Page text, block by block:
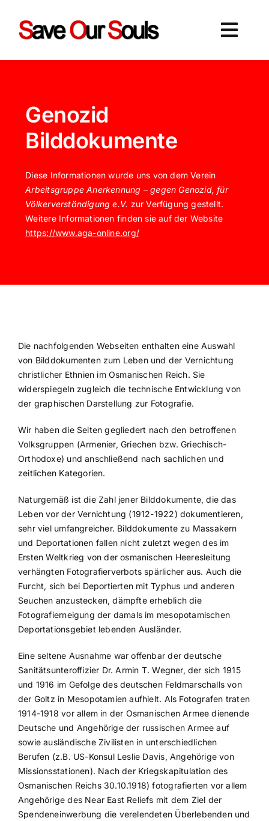
Inhalt
springen
Startseite
Aktuelles
Über uns
Suche
nach:
Genozid
Bilddokumente
Diese Informationen wurde uns von dem Verein
Arbeitsgruppe Anerkennung – gegen Genozid, für
Völkerverständigung e.V. zur Verfügung gestellt.
Weitere Informationen finden sie auf der Website
https://www.aga-online.org/
Die nachfolgenden Webseiten enthalten eine Auswahl
von Bilddokumenten zum Leben und der Vernichtung
christlicher Ethnien im Osmanischen Reich. Sie
widerspiegeln zugleich die technische Entwicklung von
der graphischen Darstellung zur Fotografie.
Wir haben die Seiten gegliedert nach den betroffenen
Volksgruppen (Armenier, Griechen bzw. Griechisch-
Orthodoxe) und anschließend nach sachlichen und
zeitlichen Kategorien.
Naturgemäß ist die Zahl jener Bilddokumente, die das
Leben vor der Vernichtung (1912-1922) dokumentieren,
sehr viel umfangreicher. Bilddokumente zu Massakern
und Deportationen fallen nicht zuletzt wegen des im
Ersten Weltkrieg von der osmanischen Heeresleitung
verhängten Fotografierverbots spärlicher aus. Auch die
Furcht, sich bei Deportierten mit Typhus und anderen
Seuchen anzustecken, dämpfte erheblich die
Fotografierneigung der damals im mesopotamischen
Deportationsgebiet lebenden Ausländer.
Eine seltene Ausnahme war offenbar der deutsche
Sanitätsunteroffizier Dr. Armin T. Wegner, der sich 1915
und 1916 im Gefolge des deutschen Feldmarschalls von
der Goltz in Mesopotamien aufhielt. Als Fotografen traten
1914-1918 vor allem in der Osmanischen Armee dienende
Deutsche und Angehörige der russischen Armee auf
sowie ausländische Zivilisten in unterschiedlichen
Berufen (z.B. US-Konsul Leslie Davis, Angehörige von
Missionsstationen). Nach der Kriegskapitulation des
Osmanischen Reichs 30.10.1918) fotografierten vor allem
Angehörige des Near East Reliefs mit dem Ziel der
Spendeneinwerbung die verelendeten Überlebenden und